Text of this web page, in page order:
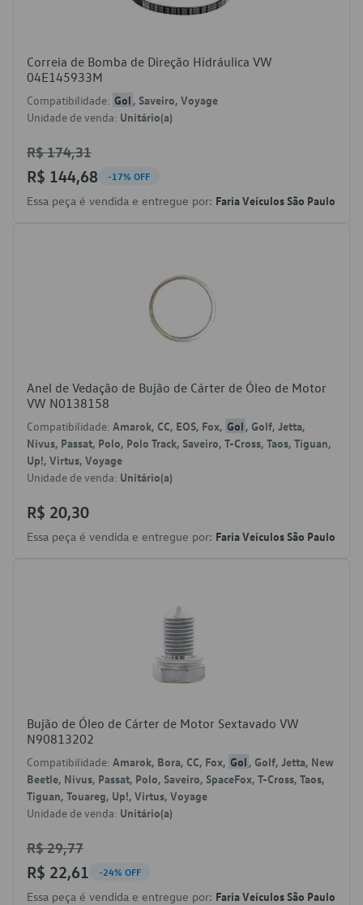
Correia de Bomba de Direção Hidráulica VW
04E145933M
Compatibilidade: Gol , Saveiro, Voyage
Unidade de venda: Unitário(a)
R$ 174,31
R$ 144,68 -17% OFF
Essa peça é vendida e entregue por: Faria Veículos São Paulo
Anel de Vedação de Bujão de Cárter de Óleo de Motor
VW N0138158
Compatibilidade: Amarok, CC, EOS, Fox, Gol , Golf, Jetta,
Nivus, Passat, Polo, Polo Track, Saveiro, T-Cross, Taos, Tiguan,
Up!, Virtus, Voyage
Unidade de venda: Unitário(a)
R$ 20,30
Essa peça é vendida e entregue por: Faria Veículos São Paulo
Bujão de Óleo de Cárter de Motor Sextavado VW
N90813202
Compatibilidade: Amarok, Bora, CC, Fox, Gol , Golf, Jetta, New
Beetle, Nivus, Passat, Polo, Saveiro, SpaceFox, T-Cross, Taos,
Tiguan, Touareg, Up!, Virtus, Voyage
Unidade de venda: Unitário(a)
R$ 29,77
R$ 22,61 -24% OFF
Essa peça é vendida e entregue por: Faria Veículos São Paulo